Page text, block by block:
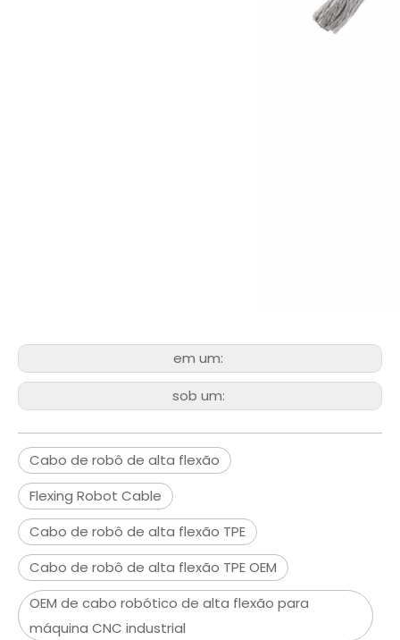
em um:
sob um:
Cabo de robô de alta flexão
Flexing Robot Cable
Cabo de robô de alta flexão TPE
Cabo de robô de alta flexão TPE OEM
OEM de cabo robótico de alta flexão para
máquina CNC industrial